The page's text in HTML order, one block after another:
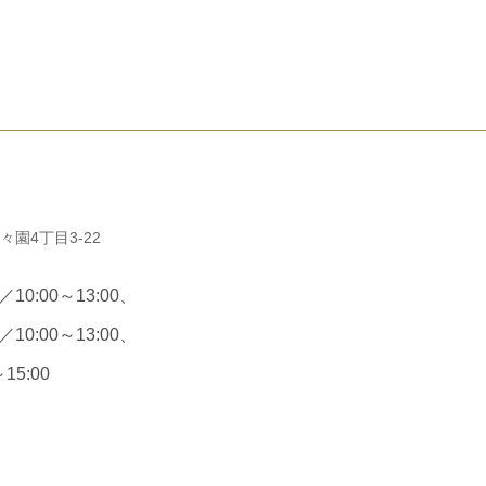
園4丁目3-22
10:00～13:00、
10:00～13:00、
15:00